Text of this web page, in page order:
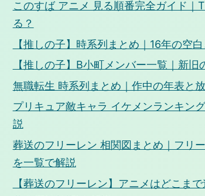
このすば アニメ 見る順番完全ガイド
る？
【推しの子】時系列まとめ｜16年の空
【推しの子】B小町メンバー一覧｜新
無職転生 時系列まとめ｜作中の年表と
プリキュア敵キャラ イケメンランキン
説
葬送のフリーレン 相関図まとめ｜フリ
を一覧で解説
【葬送のフリーレン】アニメはどこま